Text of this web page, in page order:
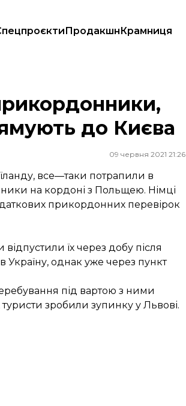
ПродакшнКрамниця
до Києва
09 червня 2021 21:26
все—таки потрапили в
на кордоні з Польщею. Німці
прикордонних перевірок
їх через добу після
Україну, однак уже через пункт
під вартою з ними
зробили зупинку у Львові.